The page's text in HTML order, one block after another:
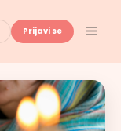
Prijavi se